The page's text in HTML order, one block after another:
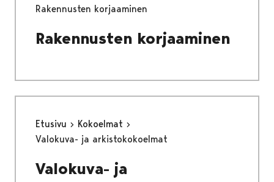
Rakennusten korjaaminen
Rakennusten korjaaminen
Etusivu
Kokoelmat
Valokuva- ja arkistokokoelmat
Valokuva- ja